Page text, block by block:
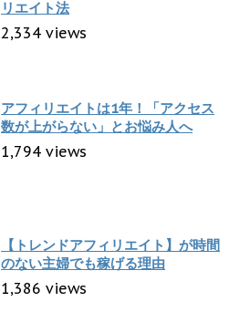
リエイト法
2,334 views
アフィリエイトは1年！「アクセス
数が上がらない」とお悩み人へ
1,794 views
【トレンドアフィリエイト】が時間
のない主婦でも稼げる理由
1,386 views